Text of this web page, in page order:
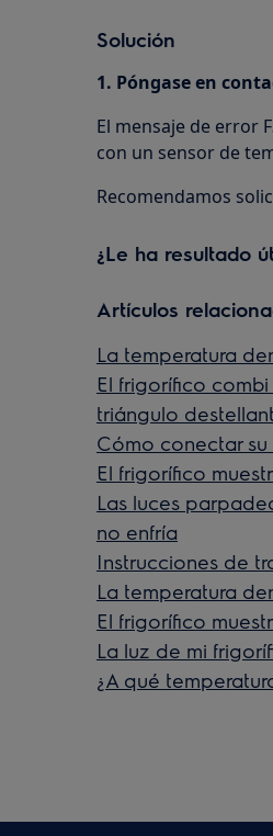
Solución
1. Póngase en
El mensaje de error
con un sensor de
Recomendamos
¿Le ha resultado
Artículos
La temperatura
El frigorífico
triángulo
Cómo conectar
El frigorífico
Las luces
no enfría
Instrucciones de
La temperatura
El frigorífico
La luz de mi
¿A qué